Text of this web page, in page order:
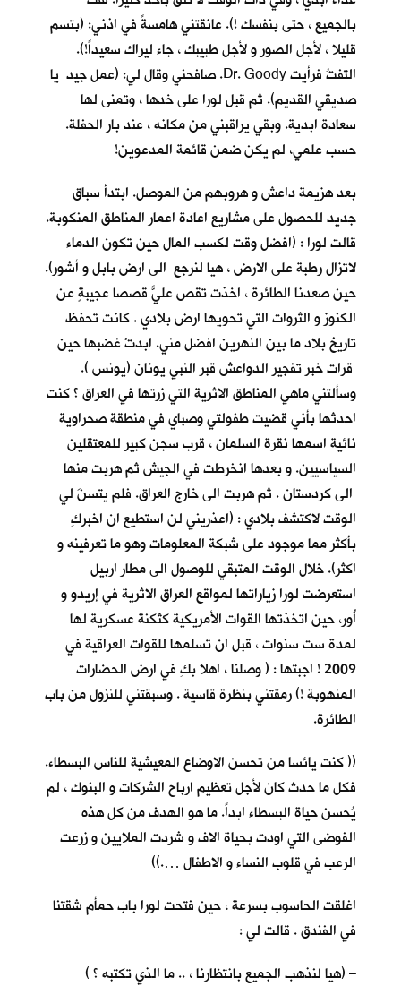
بالجميع ، حتى بنفسك !). عانقتني هامسةً في اذني: (بتسم
قليلا ، لأجل الصور و لأجل طبيبك ، جاء ليراك سعيداً!).
التفتُ فرأيت Dr. Goody. صافحني وقال لي: (عمل جيد يا
صديقي القديم). ثم قبل لورا على خدها ، وتمنى لها
سعادة ابدية. وبقي يراقبني من مكانه ، عند بار الحفلة.
حسب علمي، لم يكن ضمن قائمة المدعوين!
بعد هزيمة داعش و هروبهم من الموصل. ابتدأ سباق
جديد للحصول على مشاريع اعادة اعمار المناطق المنكوبة.
قالت لورا : (افضل وقت لكسب المال حين تكون الدماء
لاتزال رطبة على الارض ، هيا لنرجع الى ارض بابل و أشور).
حين صعدنا الطائرة ، اخذت تقص عليّ قصصاً عجيبةٍ عن
الكنوز و الثروات التي تحويها ارض بلادي . كانت تحفظ
تاريخ بلاد ما بين النهرين افضل مني. ابدتْ غضبها حين
قرات خبر تفجير الدواعش قبر النبي يونان (يونس ).
وسألتني ماهي المناطق الاثرية التي زرتها في العراق ؟ كنت
احدثها بأني قضيت طفولتي وصباي في منطقة صحراوية
نائية اسمها نقرة السلمان ، قرب سجن كبير للمعتقلين
السياسيين. و بعدها انخرطت في الجيش ثم هربت منها
الى كردستان . ثم هربت الى خارج العراق. فلم يتسنَ لي
الوقت لاكتشف بلادي : (اعذريني لن استطيع ان اخبركِ
بأكثر مما موجود على شبكة المعلومات وهو ما تعرفينه و
اكثر). خلال الوقت المتبقي للوصول الى مطار اربيل
استعرضت لورا زياراتها لمواقع العراق الاثرية في إريدو و
أُور، حين اتخذتها القوات الأمريكية كثكنة عسكرية لها
لمدة ست سنوات ، قبل ان تسلمها للقوات العراقية في
2009 ! اجبتها : ( وصلنا ، اهلا بكِ في ارض الحضارات
المنهوبة !) رمقتني بنظرة قاسية . وسبقتني للنزول من باب
الطائرة.
(( كنت يائسا من تحسن الاوضاع المعيشية للناس البسطاء.
فكل ما حدث كان لأجل تعظيم ارباح الشركات و البنوك ، لم
يُحسن حياة البسطاء ابداً. ما هو الهدف من كل هذه
الفوضى التي اودت بحياة الاف و شردت الملايين و زرعت
الرعب في قلوب النساء و الاطفال ….))
اغلقت الحاسوب بسرعة ، حين فتحت لورا باب حمأم شقتنا
في الفندق . قالت لي :
– (هيا لنذهب الجميع بانتظارنا ، .. ما الذي تكتبه ؟ )